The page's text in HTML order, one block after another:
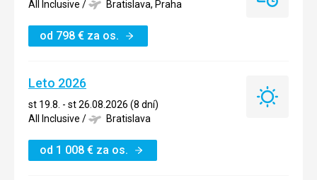
All Inclusive / Bratislava, Praha
od 798 € za os.
Last
Leto 2026
st 19.8. - st 26.08.2026 (8 dní)
All Inclusive / Bratislava
od 1 008 € za os.
Leto